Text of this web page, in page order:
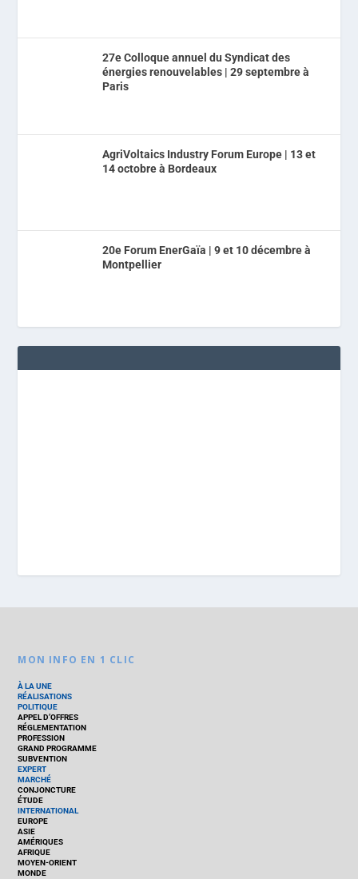
27e Colloque annuel du Syndicat des
énergies renouvelables | 29 septembre à
Paris
AgriVoltaics Industry Forum Europe | 13 et
14 octobre à Bordeaux
20e Forum EnerGaïa | 9 et 10 décembre à
Montpellier
MON INFO EN 1 CLIC
À LA UNE
RÉALISATIONS
POLITIQUE
APPEL D’OFFRES
RÉGLEMENTATION
PROFESSION
GRAND PROGRAMME
SUBVENTION
EXPERT
MARCHÉ
CONJONCTURE
ÉTUDE
INTERNATIONAL
EUROPE
ASIE
AMÉRIQUES
AFRIQUE
MOYEN-ORIENT
MONDE